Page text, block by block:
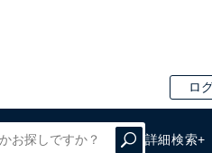
ロ
詳細検索+